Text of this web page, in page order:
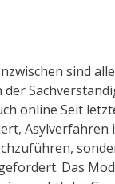
sind alle
online Seit
Asylverfahren
Das